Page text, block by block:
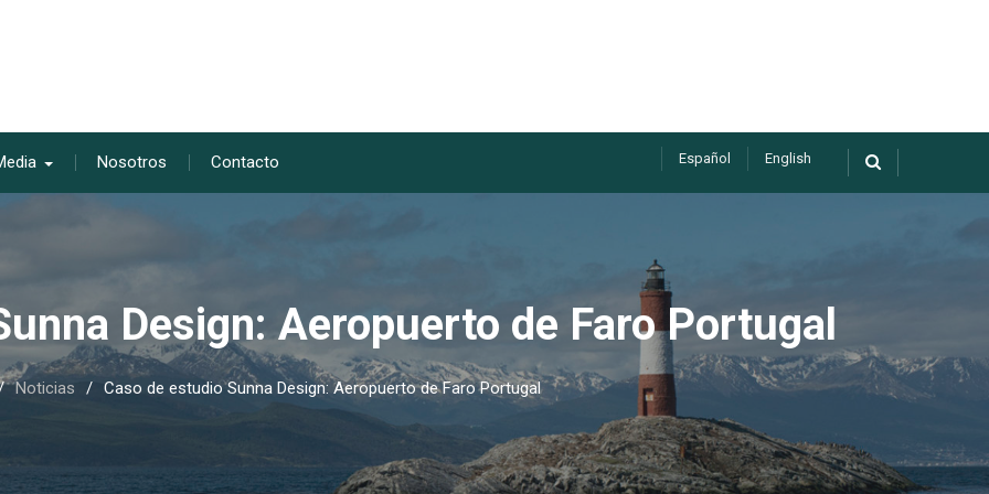
Español English
Nosotros Contacto
Design: Aeropuerto de Faro Portugal
Noticias Caso de estudio Sunna Design: Aeropuerto de Faro Portugal